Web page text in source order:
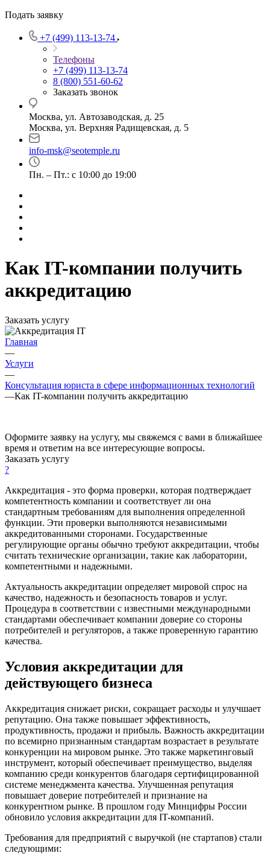
Подать заявку
+7 (499) 113-13-74
Телефоны
+7 (499) 113-13-74
8 (800) 551-60-62
Заказать звонок
Москва, ул. Автозаводская, д. 25
Москва, ул. Верхняя Радищевская, д. 5
info-msk@seotemple.ru
Пн. – Пт.: с 10:00 до 19:00
Как IT-компании получить
аккредитацию
Заказать услугу
Главная
—
Услуги
—
Консультация юриста в сфере информационных технологий
—Как IT-компании получить аккредитацию
Оформите заявку на услугу, мы свяжемся с вами в ближайшее
время и ответим на все интересующие вопросы.
Заказать услугу
?
Аккредитация - это форма проверки, которая подтверждает
компетентность компании и соответствует ли она
стандартным требованиям для выполнения определенной
функции. Эти проверки выполняются независимыми
аккредитованными сторонами. Государственные
регулирующие органы обычно требуют аккредитации, чтобы
считать технические организации, такие как лаборатории,
компетентными и надежными.
Актуальность аккредитации определяет мировой спрос на
качество, надежность и безопасность товаров и услуг.
Процедура в соответствии с известными международными
стандартами обеспечивает компании доверие со стороны
потребителей и регуляторов, а также проверенную гарантию
качества.
Условия аккредитации для
действующего бизнеса
Аккредитация снижает риски, сокращает расходы и улучшает
репутацию. Она также повышает эффективность,
продуктивность, продажи и прибыль. Важность аккредитации
по всемирно признанным стандартам возрастает в результате
конкуренции на мировом рынке. Это также маркетинговый
инструмент, который обеспечивает преимущество, выделяя
компанию среди конкурентов благодаря сертифицированной
системе менеджмента качества. Улучшенная репутация
повышает доверие потребителей и признание на
конкурентном рынке. В прошлом году Минцифры России
обновило условия аккредитации для IT-компаний.
Требования для предприятий с выручкой (не стартапов) стали
следующими: